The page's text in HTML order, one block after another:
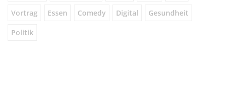
Vortrag Essen Comedy Digital Gesundheit
Politik